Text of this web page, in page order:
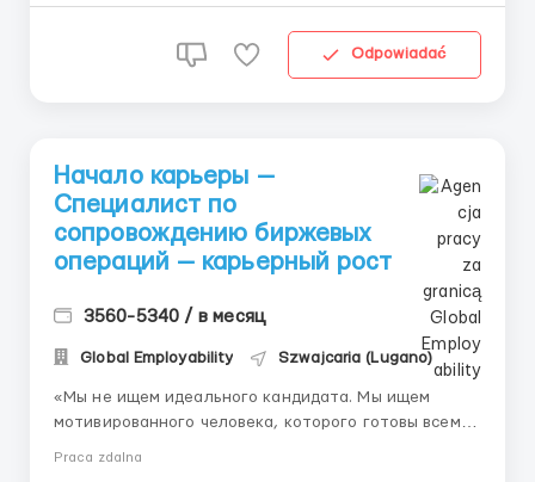
Odpowiadać
Начало карьеры —
Специалист по
сопровождению биржевых
операций — карьерный рост
3560-5340 / в месяц
Global Employability Szwajcaria (Lugano)
«Мы не ищем идеального кандидата. Мы ищем
мотивированного человека, которого готовы всему
Praca zdalna